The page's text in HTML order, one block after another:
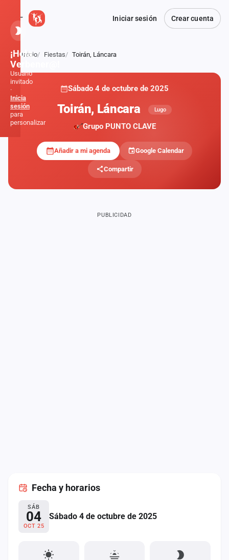
Iniciar sesión Crear cuenta
Atrás
Inicio Fiestas Toirán, Láncara
Sábado 4 de octubre de 2025
Toirán, Láncara Lugo
Grupo PUNTO CLAVE
Añadir a mi agenda Google Calendar
Compartir
PUBLICIDAD
Fecha y horarios
SÁB
04
OCT 25
Sábado 4 de octubre de 2025
¡Hola,
Verbener@!
Usuario
invitado
·
Inicia
sesión
para
personalizar
Administración
Contacto